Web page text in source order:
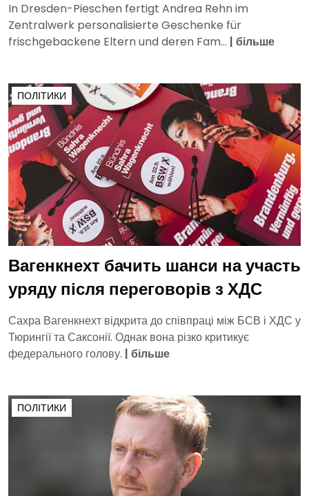
In Dresden-Pieschen fertigt Andrea Rehn im
Zentralwerk personalisierte Geschenke für
frischgebackene Eltern und deren Fam... | більше
ПОЛІТИКИ
Вагенкнехт бачить шанси на участь
уряду після переговорів з ХДС
Сахра Вагенкнехт відкрита до співпраці між БСВ і ХДС у
Тюрингії та Саксонії. Однак вона різко критикує
федерального голову. | більше
ПОЛІТИКИ